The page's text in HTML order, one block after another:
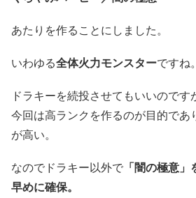
あたりを作ることにしました。
いわゆる全体火力モンスターですね。
ドラキーを続投させてもいいのです
今回は高ランクを作るのが目的であ
が高い。
なのでドラキー以外で 「闇の極意
早めに確保。